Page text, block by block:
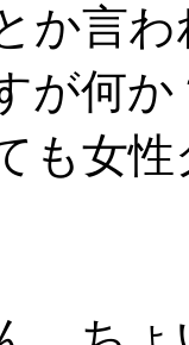
か言
が何か
も女